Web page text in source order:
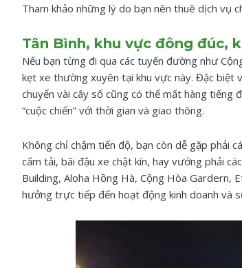
Tham khảo những lý do bạn nên thuê dịch vụ
Tân Bình, khu vực đông đúc,
Nếu bạn từng đi qua các tuyến đường như
kẹt xe thường xuyên tại khu vực này. Đặc biệt
chuyển vài cây số cũng có thể mất hàng tiếng
“cuộc chiến” với thời gian và giao thông.
Không chỉ chậm tiến độ, bạn còn dễ gặp phải
cấm tải, bãi đậu xe chật kín, hay vướng phải
Building, Aloha Hồng Hà, Cộng Hòa Gardern,
hưởng trực tiếp đến hoạt động kinh doanh và